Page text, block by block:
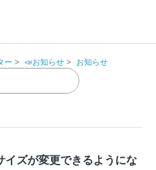
ー 📣お知らせ お知らせ
イズが変更できるようにな